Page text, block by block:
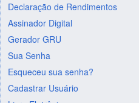
Declaração de Rendimentos
Assinador Digital
Gerador GRU
Sua Senha
Esqueceu sua senha?
Cadastrar Usuário